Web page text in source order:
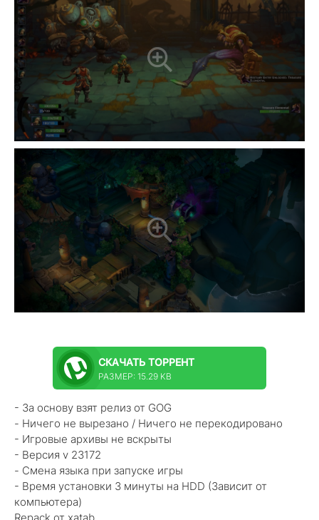
СКАЧАТЬ ТОРРЕНТ
РАЗМЕР: 15.29 KB
- За основу взят релиз от GOG
- Ничего не вырезано / Ничего не перекодировано
- Игровые архивы не вскрыты
- Версия v 23172
- Смена языка при запуске игры
- Время установки 3 минуты на HDD (Зависит от
компьютера)
Repack от xatab